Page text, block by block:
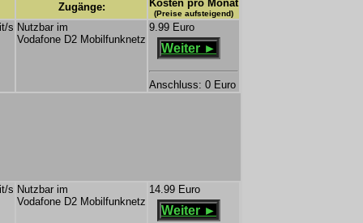
Zugänge: Kosten pro Monat
(Preise aufsteigend)
s Nutzbar im
Vodafone D2 Mobilfunknetz
9.99 Euro
Weiter ►
Anschluss: 0 Euro
s Nutzbar im
Vodafone D2 Mobilfunknetz
14.99 Euro
Weiter ►